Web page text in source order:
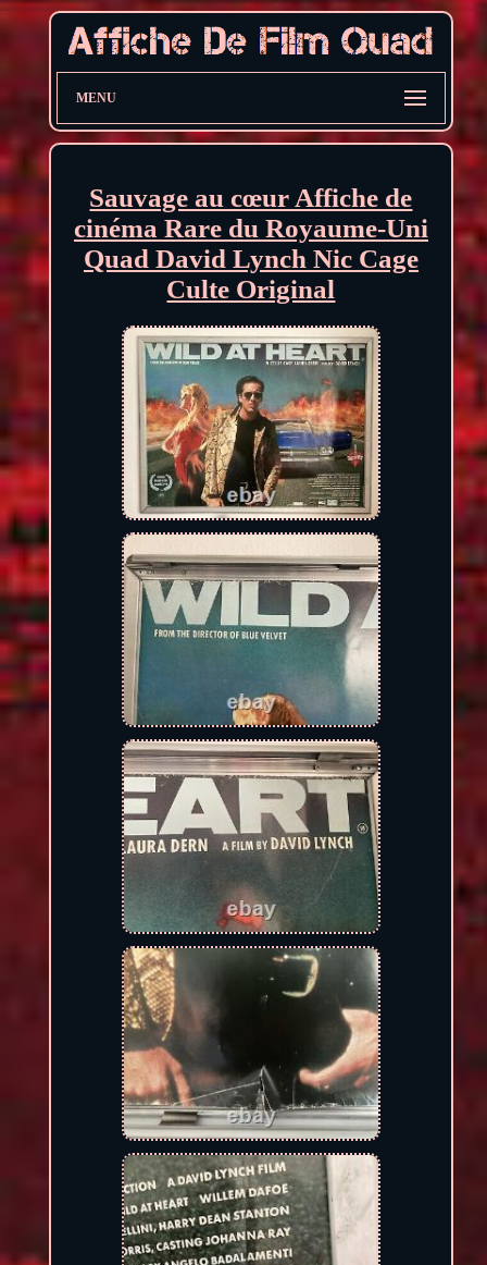
MENU
Sauvage au cœur Affiche de
cinéma Rare du Royaume-Uni
Quad David Lynch Nic Cage
Culte Original